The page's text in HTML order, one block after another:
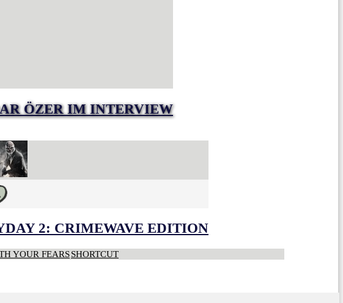
ÖZER IM INTERVIEW
2: CRIMEWAVE EDITION
YOUR FEARSSHORTCUT